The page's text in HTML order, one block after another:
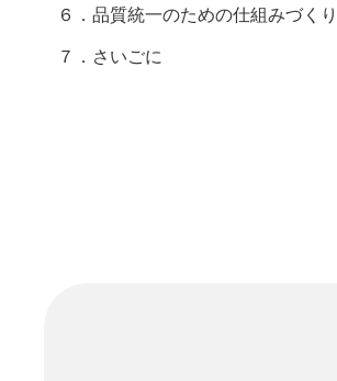
６．品質統一のための仕組みづくり
７．さいごに